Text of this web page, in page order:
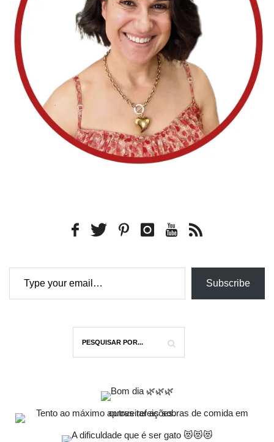
Type your email…
Subscribe